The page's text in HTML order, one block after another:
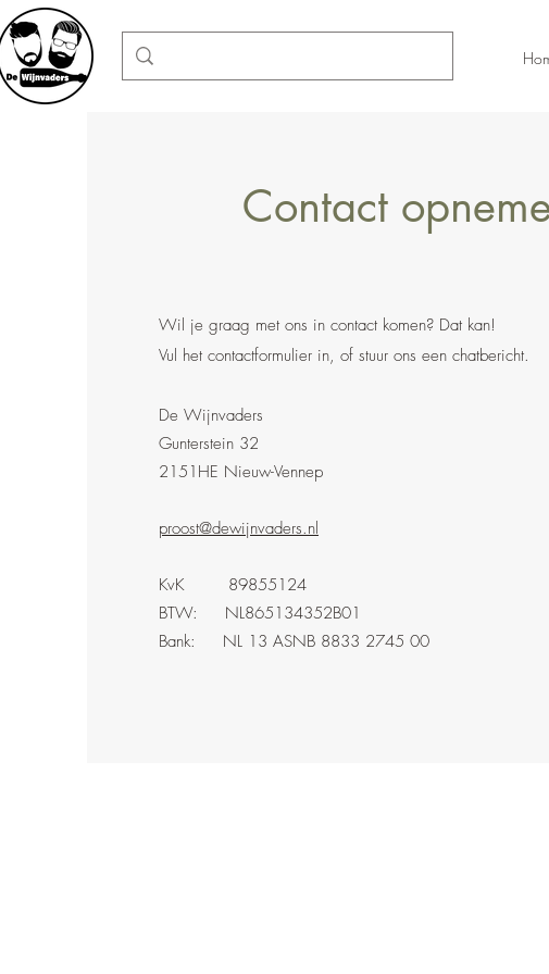
Contact
Wil je graag met ons in contact komen? Dat kan!
Vul het contactformulier in, of stuur ons een chatbericht.
De Wijnvaders
Gunterstein 32
2151HE Nieuw-Vennep
proost@dewijnvaders.nl
KvK 89855124
BTW: NL865134352B01
Bank: NL 13 ASNB 8833 2745 00